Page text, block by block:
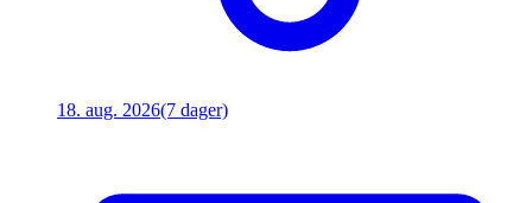
18. aug. 2026(7 dager)